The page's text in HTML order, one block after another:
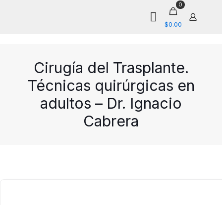
0
$0.00
Cirugía del Trasplante.
Técnicas quirúrgicas en
adultos – Dr. Ignacio
Cabrera